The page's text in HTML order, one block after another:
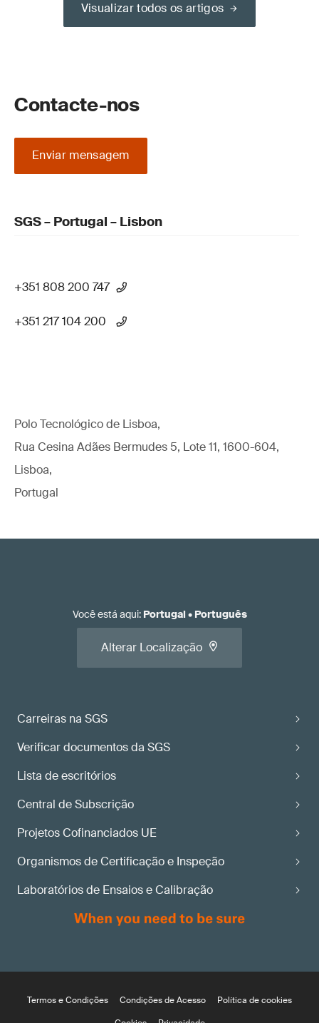
Visualizar todos os artigos
Contacte-nos
Enviar mensagem
SGS – Portugal – Lisbon
+351 808 200 747
+351 217 104 200
Polo Tecnológico de Lisboa,
Rua Cesina Adães Bermudes 5, Lote 11, 1600-604,
Lisboa,
Portugal
Carreiras na SGS
Verificar documentos da SGS
Lista de escritórios
Central de Subscrição
Projetos Cofinanciados UE
Organismos de Certificação e Inspeção
Laboratórios de Ensaios e Calibração
Você está aqui: Portugal• Português
Alterar Localização
Termos e Condições Condições de Acesso
Política de cookies